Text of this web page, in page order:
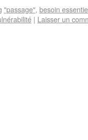
"passage", besoin
| Laisser un